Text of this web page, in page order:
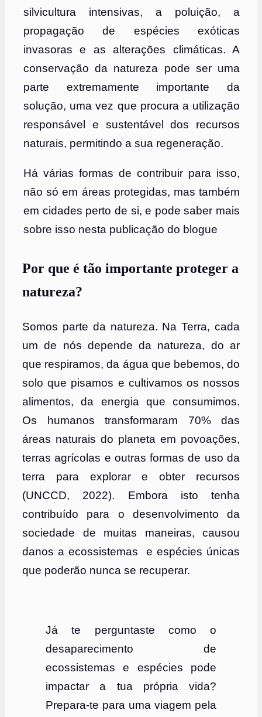
silvicultura intensivas, a poluição, a
propagação de espécies exóticas
invasoras e as alterações climáticas. A
conservação da natureza pode ser uma
parte extremamente importante da
solução, uma vez que procura a utilização
responsável e sustentável dos recursos
naturais, permitindo a sua regeneração.
Há várias formas de contribuir para isso,
não só em áreas protegidas, mas também
em cidades perto de si, e pode saber mais
sobre isso nesta publicação do blogue
Por que é tão importante proteger a
natureza?
Somos parte da natureza. Na Terra, cada
um de nós depende da natureza, do ar
que respiramos, da água que bebemos, do
solo que pisamos e cultivamos os nossos
alimentos, da energia que consumimos.
Os humanos transformaram 70% das
áreas naturais do planeta em povoações,
terras agrícolas e outras formas de uso da
terra para explorar e obter recursos
(UNCCD, 2022). Embora isto tenha
contribuído para o desenvolvimento da
sociedade de muitas maneiras, causou
danos a ecossistemas e espécies únicas
que poderão nunca se recuperar.
Já te perguntaste como o
desaparecimento de
ecossistemas e espécies pode
impactar a tua própria vida?
Prepara-te para uma viagem pela